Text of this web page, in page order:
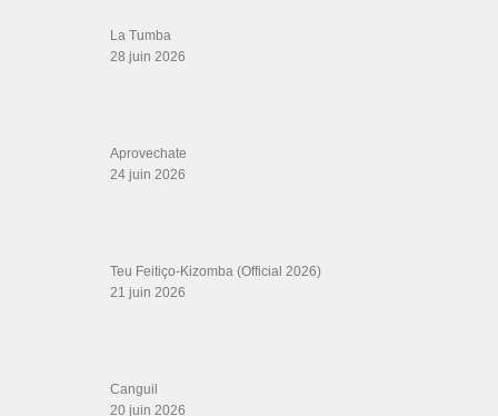
La Tumba
28 juin 2026
Aprovechate
24 juin 2026
Teu Feitiço-Kizomba (Official 2026)
21 juin 2026
Canguil
20 juin 2026